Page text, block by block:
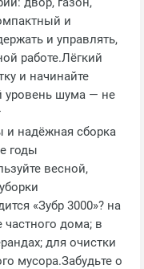
и
и управлять,
работе.Лёгкий
и начинайте
уровень шума — не
надёжная сборка
годы
весной,
«Зубр 3000»? на
частного дома; в
для очистки
мусора.Забудьте о